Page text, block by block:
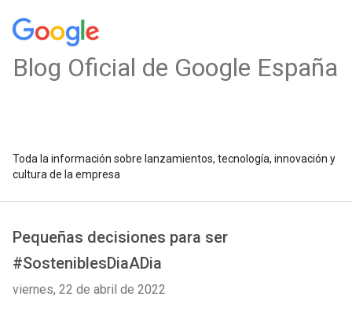
Blog Oficial de Google España
Toda la información sobre lanzamientos, tecnología, innovación y
cultura de la empresa
Pequeñas decisiones para ser
#SosteniblesDiaADia
viernes, 22 de abril de 2022